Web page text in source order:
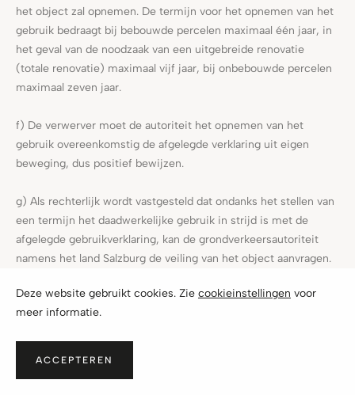
het object zal opnemen. De termijn voor het opnemen van het
gebruik bedraagt bij bebouwde percelen maximaal één jaar, in
het geval van de noodzaak van een uitgebreide renovatie
(totale renovatie) maximaal vijf jaar, bij onbebouwde percelen
maximaal zeven jaar.
f) De verwerver moet de autoriteit het opnemen van het
gebruik overeenkomstig de afgelegde verklaring uit eigen
beweging, dus positief bewijzen.
g) Als rechterlijk wordt vastgesteld dat ondanks het stellen van
een termijn het daadwerkelijke gebruik in strijd is met de
afgelegde gebruikverklaring, kan de grondverkeersautoriteit
namens het land Salzburg de veiling van het object aanvragen.
h) Het gebruik van een object in strijd met een afgelegde
gebruikverklaring vormt een administratieve overtreding die
tot € 50.000,00 moet worden bestraft.
Deze website gebruikt cookies. Zie cookieinstellingen voor
meer informatie.
ACCEPTEREN